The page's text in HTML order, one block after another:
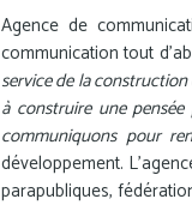
Agence de
communication tout
service de la
à construire une
communiquons pour
développement.
parapubliques,